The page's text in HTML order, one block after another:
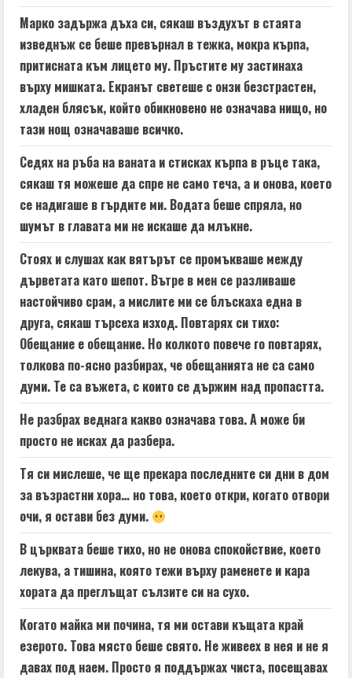
Марко задържа дъха си, сякаш въздухът в стаята
изведнъж се беше превърнал в тежка, мокра кърпа,
притисната към лицето му. Пръстите му застинаха
върху мишката. Екранът светеше с онзи безстрастен,
хладен блясък, който обикновено не означава нищо, но
тази нощ означаваше всичко.
Седях на ръба на ваната и стисках кърпа в ръце така,
сякаш тя можеше да спре не само теча, а и онова, което
се надигаше в гърдите ми. Водата беше спряла, но
шумът в главата ми не искаше да млъкне.
Стоях и слушах как вятърът се промъкваше между
дърветата като шепот. Вътре в мен се разливаше
настойчиво срам, а мислите ми се блъскаха една в
друга, сякаш търсеха изход. Повтарях си тихо:
Обещание е обещание. Но колкото повече го повтарях,
толкова по-ясно разбирах, че обещанията не са само
думи. Те са въжета, с които се държим над пропастта.
Не разбрах веднага какво означава това. А може би
просто не исках да разбера.
Тя си мислеше, че ще прекара последните си дни в дом
за възрастни хора… но това, което откри, когато отвори
очи, я остави без думи.
В църквата беше тихо, но не онова спокойствие, което
лекува, а тишина, която тежи върху раменете и кара
хората да преглъщат сълзите си на сухо.
Когато майка ми почина, тя ми остави къщата край
езерото. Това място беше свято. Не живеех в нея и не я
давах под наем. Просто я поддържах чиста, посещавах